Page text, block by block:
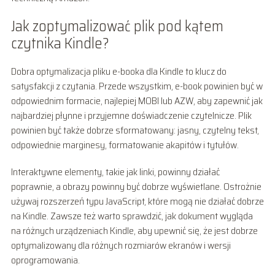
Jak zoptymalizować plik pod kątem
czytnika Kindle?
Dobra optymalizacja pliku e-booka dla Kindle to klucz do
satysfakcji z czytania. Przede wszystkim, e-book powinien być w
odpowiednim formacie, najlepiej MOBI lub AZW, aby zapewnić jak
najbardziej płynne i przyjemne doświadczenie czytelnicze. Plik
powinien być także dobrze sformatowany: jasny, czytelny tekst,
odpowiednie marginesy, formatowanie akapitów i tytułów.
Interaktywne elementy, takie jak linki, powinny działać
poprawnie, a obrazy powinny być dobrze wyświetlane. Ostrożnie
używaj rozszerzeń typu JavaScript, które mogą nie działać dobrze
na Kindle. Zawsze też warto sprawdzić, jak dokument wygląda
na różnych urządzeniach Kindle, aby upewnić się, że jest dobrze
optymalizowany dla różnych rozmiarów ekranów i wersji
oprogramowania.